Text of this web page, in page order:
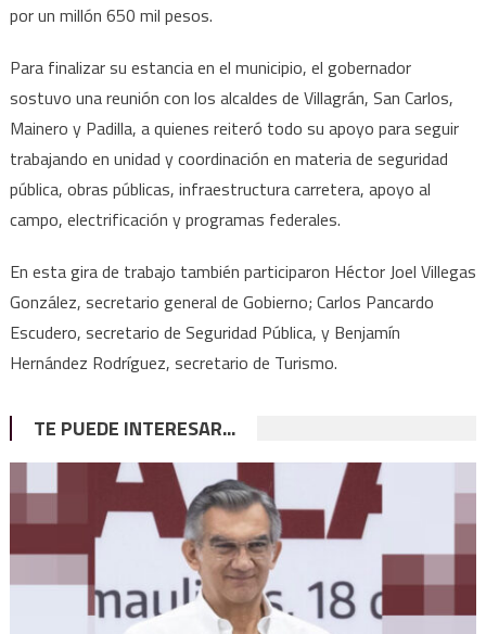
por un millón 650 mil pesos.
Para finalizar su estancia en el municipio, el gobernador
sostuvo una reunión con los alcaldes de Villagrán, San Carlos,
Mainero y Padilla, a quienes reiteró todo su apoyo para seguir
trabajando en unidad y coordinación en materia de seguridad
pública, obras públicas, infraestructura carretera, apoyo al
campo, electrificación y programas federales.
En esta gira de trabajo también participaron Héctor Joel Villegas
González, secretario general de Gobierno; Carlos Pancardo
Escudero, secretario de Seguridad Pública, y Benjamín
Hernández Rodríguez, secretario de Turismo.
TE PUEDE INTERESAR...